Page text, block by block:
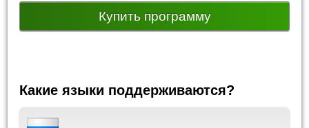
Купить программу
Какие языки поддерживаются?